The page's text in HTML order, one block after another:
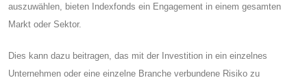
auszuwählen, bieten Indexfonds ein Engagement in einem gesamten
Markt oder Sektor.
Dies kann dazu beitragen, das mit der Investition in ein einzelnes
Unternehmen oder eine einzelne Branche verbundene Risiko zu